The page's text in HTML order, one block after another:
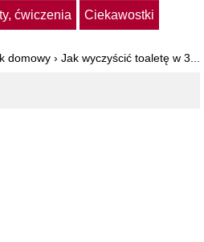
ćwiczenia Ciekawostki
domowy › Jak wyczyścić toaletę w 3...